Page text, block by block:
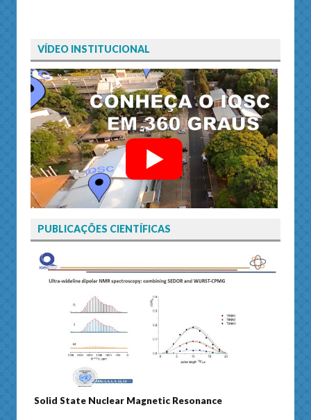
VÍDEO INSTITUCIONAL
PUBLICAÇÕES CIENTÍFICAS
Solid State Nuclear Magnetic Resonance